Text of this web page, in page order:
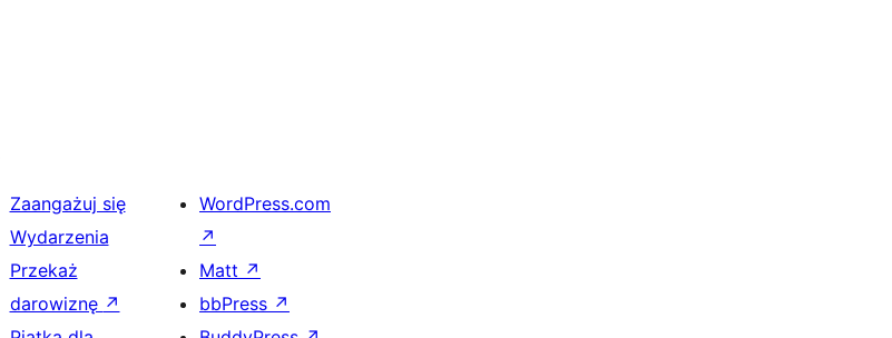
Zaangażuj się
Wydarzenia
Przekaż
darowiznę ↗
WordPress.com
↗
Matt ↗
bbPress ↗